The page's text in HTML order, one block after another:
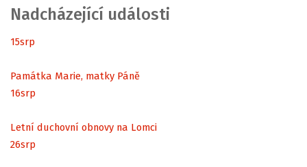
Nadcházející události
15srp
Památka Marie, matky Páně
16srp
Letní duchovní obnovy na Lomci
26srp